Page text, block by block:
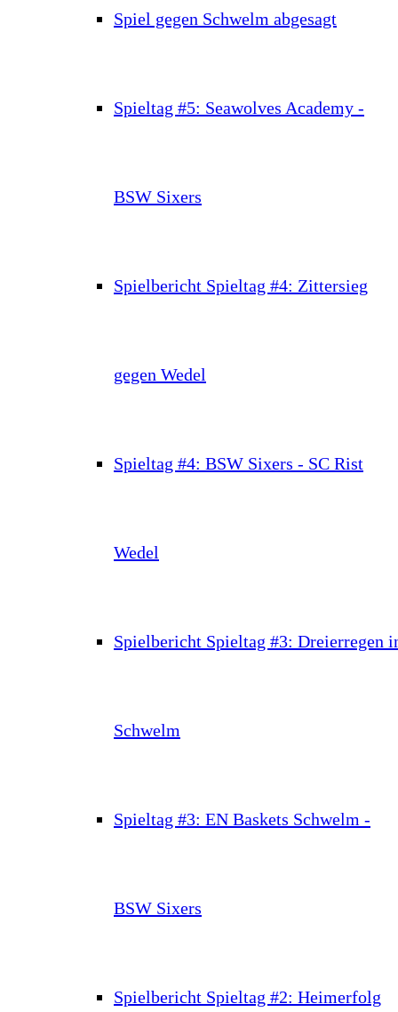
Spiel gegen Schwelm abgesagt
Spieltag #5: Seawolves Academy -
BSW Sixers
Spielbericht Spieltag #4: Zittersieg
gegen Wedel
Spieltag #4: BSW Sixers - SC Rist
Wedel
Spielbericht Spieltag #3: Dreierregen
Schwelm
Spieltag #3: EN Baskets Schwelm -
BSW Sixers
Spielbericht Spieltag #2: Heimerfolg